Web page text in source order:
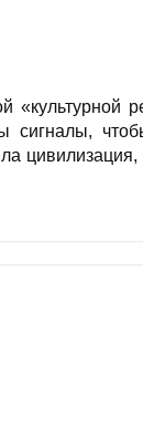
«культурной
сигналы,